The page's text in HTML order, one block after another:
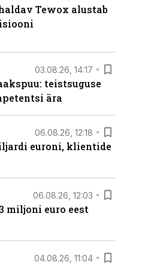
Tewox alustab
03.08.26, 14:17
teistsuguse
ära
06.08.26, 12:18
euroni, klientide
06.08.26, 12:03
miljoni euro eest
04.08.26, 11:04